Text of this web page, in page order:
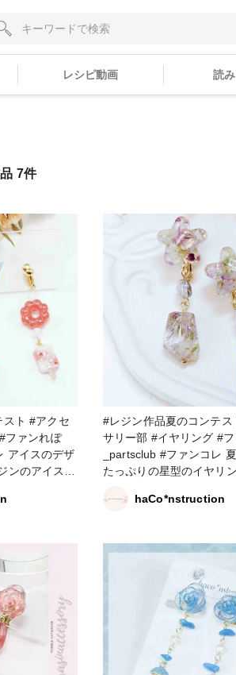
レシピ動画 読
7件
アクセ
ンのアイスを
#レジン作品夏のコンテスト #ア
サリー部 #イヤリング #ファンれぽ
_partsclub #ファンコレ
たっぷりの星型のイヤリ
仕上げました✨
haCo*nstruction